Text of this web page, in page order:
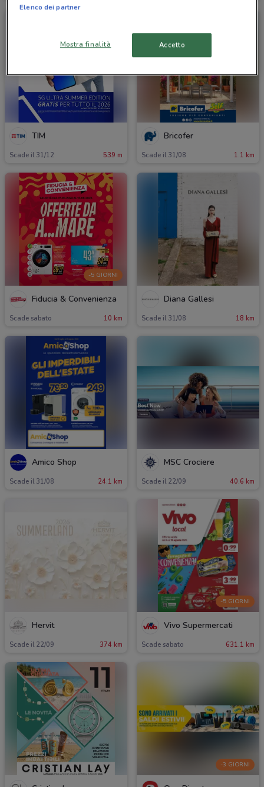
TIM
Scade il 31/12 539 m
Bricofer
Scade il 31/08 1.1 km
-5 GIORNI
Fiducia & Convenienza
Scade sabato 10 km
Diana Gallesi
Scade il 31/08 18 km
Amico Shop
Scade il 31/08 24.1 km
MSC Crociere
Scade il 22/09 40.6 km
Hervit
Scade il 22/09 374 km
-5 GIORNI
Vivo Supermercati
Scade sabato 631.1 km
-3 GIORNI
Elenco dei partner
Mostra finalità Accetto